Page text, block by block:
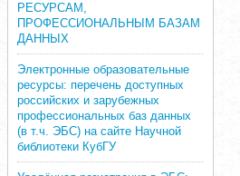
РЕСУРСАМ,
ПРОФЕССИОНАЛЬНЫМ БАЗАМ
ДАННЫХ
Электронные образовательные
ресурсы: перечень доступных
российских и зарубежных
профессиональных баз данных
(в т.ч. ЭБС) на сайте Научной
библиотеки КубГУ